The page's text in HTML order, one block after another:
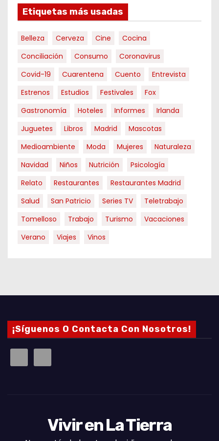
Etiquetas más usadas
Belleza Cerveza Cine
Cocina
Conciliación
Consumo
Coronavirus
Covid-19
Cuarentena Cuento
Entrevista
Estrenos
Estudios Festivales
Fox
Gastronomía
Hoteles Informes
Irlanda
Juguetes
Libros Madrid
Mascotas
Medioambiente
Moda Mujeres
Naturaleza
Navidad
Niños Nutrición
Psicología
Relato
Restaurantes
Restaurantes Madrid
Salud
San Patricio Series TV
Teletrabajo
Tomelloso
Trabajo Turismo
Vacaciones
Verano
Viajes Vinos
¡Síguenos O Contacta Con Nosotros!
Vivir en La Tierra